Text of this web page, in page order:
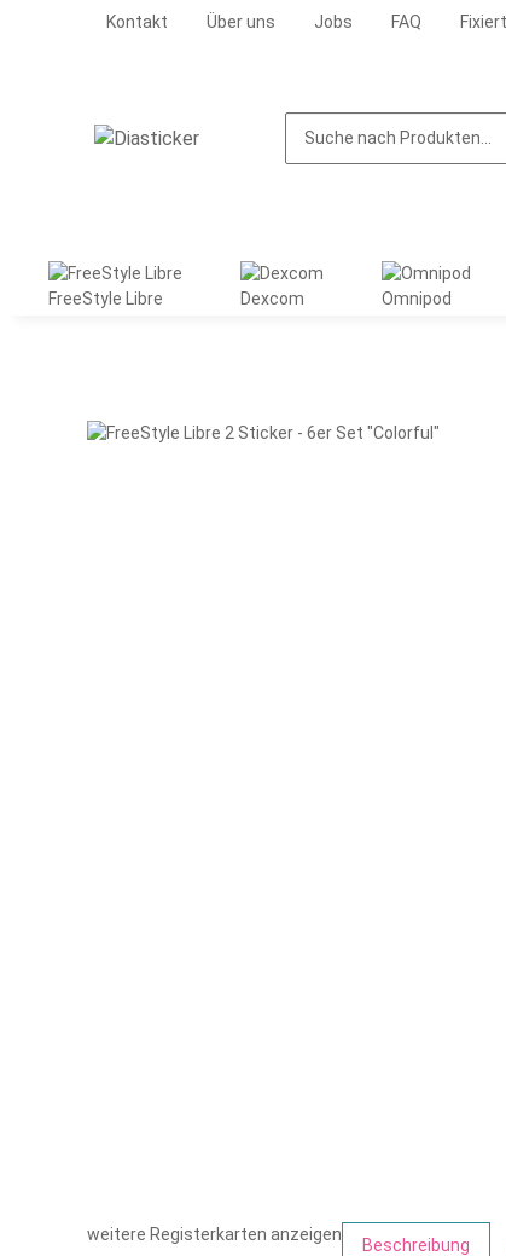
Kontakt Über uns Jobs FAQ
FreeStyle Libre Dexcom Omnipod
weitere Registerkarten anzeigen
Beschreibung